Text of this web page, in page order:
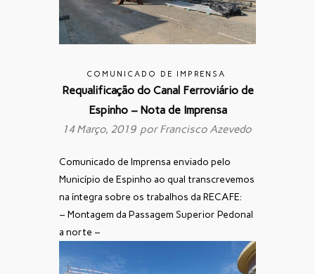
COMUNICADO DE IMPRENSA
Requalificação do Canal Ferroviário de
Espinho – Nota de Imprensa
14 Março, 2019 porFrancisco Azevedo
Comunicado de Imprensa enviado pelo
Município de Espinho ao qual transcrevemos
na íntegra sobre os trabalhos da RECAFE:
– Montagem da Passagem Superior Pedonal
a norte –